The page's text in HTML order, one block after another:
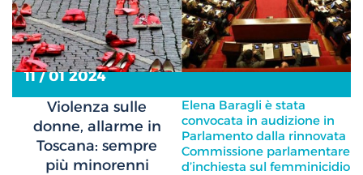
Violenza sulle
donne, allarme in
Toscana: sempre
più minorenni
Elena Baragli è stata
convocata in audizione in
Parlamento dalla rinnovata
Commissione parlamentare
d’inchiesta sul femminicidio
11 / 01 2024